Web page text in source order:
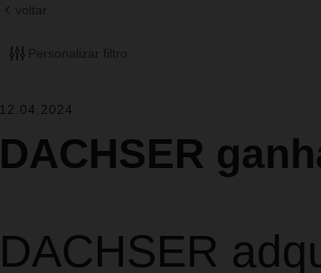
voltar
Personalizar filtro
12.04.2024
DACHSER
DACHSER